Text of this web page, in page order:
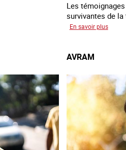
Les
survivantes de
En savoir plussur
AVRAM